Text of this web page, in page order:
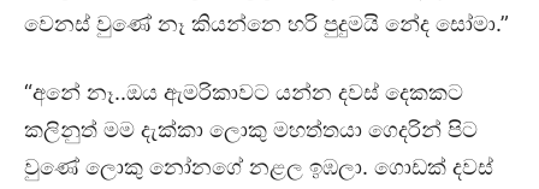
වෙනස් වුණේ නෑ කියන්නෙ හරි පුදුමයි නේද සෝමා.”
“අනේ නෑ..ඔය ඇමරිකාවට යන්න දවස් දෙකකට
කලිනුත් මම දැක්කා ලොකු මහත්තයා ගෙදරින් පිට
වුණේ ලොකු නෝනගේ නළල ඉඹලා. ගොඩක් දවස්